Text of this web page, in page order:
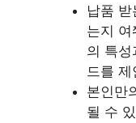
납품
는지 여
의 특성
드를 제
본인만
될 수